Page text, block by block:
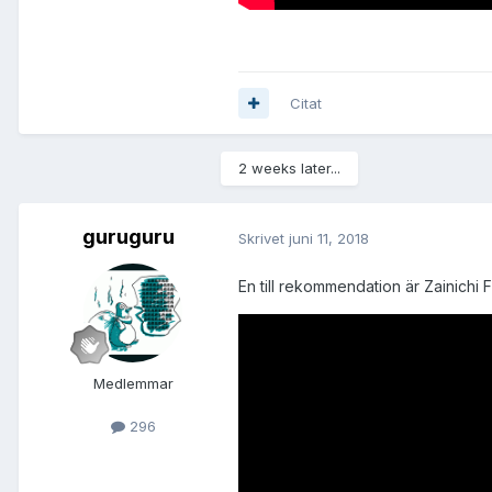
Citat
2 weeks later...
guruguru
Medlemmar
296
Skrivet juni 11, 2018
En till rekommendation är Zainichi